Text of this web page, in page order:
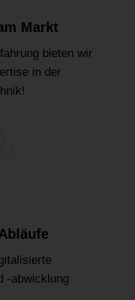
Markt
bieten wir
in der
-abwicklung